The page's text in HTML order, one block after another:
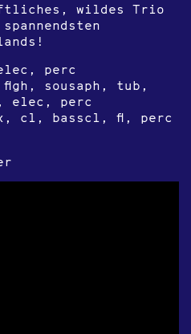
wildes Trio
perc
sousaph, tub,
elec, perc
cl, basscl, fl, perc